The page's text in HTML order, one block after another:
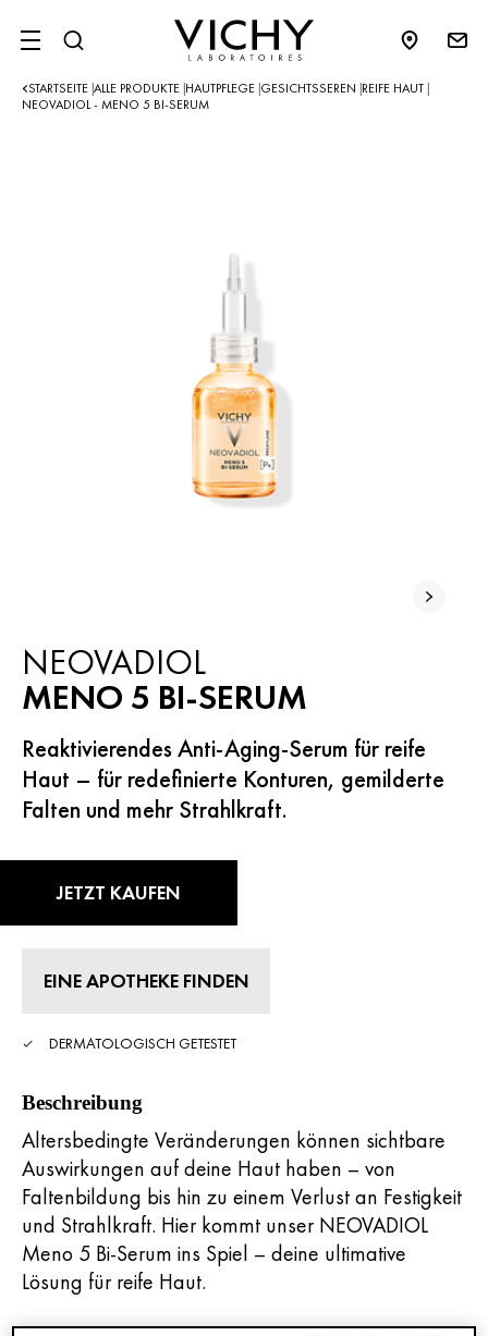
SITE MENU
STARTSEITE ALLE PRODUKTE HAUTPFLEGE GESICHTSSEREN REIFE HAUT
NEOVADIOL - MENO 5 BI-SERUM
NEOVADIOL
MENO 5 BI-SERUM
Reaktivierendes Anti-Aging-Serum für reife
Haut – für redefinierte Konturen, gemilderte
Falten und mehr Strahlkraft.
JETZT KAUFEN
EINE APOTHEKE FINDEN
DERMATOLOGISCH GETESTET
Beschreibung
Altersbedingte Veränderungen können sichtbare
Auswirkungen auf deine Haut haben – von
Faltenbildung bis hin zu einem Verlust an Festigkeit
und Strahlkraft. Hier kommt unser NEOVADIOL
Meno 5 Bi-Serum ins Spiel – deine ultimative
Lösung für reife Haut.